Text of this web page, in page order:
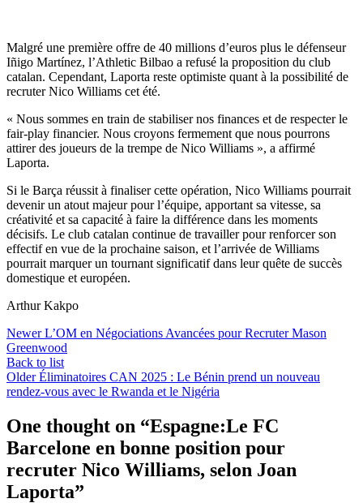
Malgré une première offre de 40 millions d’euros plus le défenseur
Iñigo Martínez, l’Athletic Bilbao a refusé la proposition du club
catalan. Cependant, Laporta reste optimiste quant à la possibilité de
recruter Nico Williams cet été.
« Nous sommes en train de stabiliser nos finances et de respecter le
fair-play financier. Nous croyons fermement que nous pourrons
attirer des joueurs de la trempe de Nico Williams », a affirmé
Laporta.
Si le Barça réussit à finaliser cette opération, Nico Williams pourrait
devenir un atout majeur pour l’équipe, apportant sa vitesse, sa
créativité et sa capacité à faire la différence dans les moments
décisifs. Le club catalan continue de travailler pour renforcer son
effectif en vue de la prochaine saison, et l’arrivée de Williams
pourrait marquer un tournant significatif dans leur quête de succès
domestique et européen.
Arthur Kakpo
Newer L’OM en Négociations Avancées pour Recruter Mason
Greenwood
Back to list
Older Éliminatoires CAN 2025 : Le Bénin prend un nouveau
rendez-vous avec le Rwanda et le Nigéria
One thought on “Espagne:Le FC
Barcelone en bonne position pour
recruter Nico Williams, selon Joan
Laporta”